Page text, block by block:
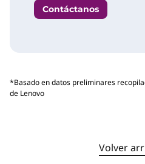
Contáctanos
*Basado en datos preliminares
de Lenovo
Volver